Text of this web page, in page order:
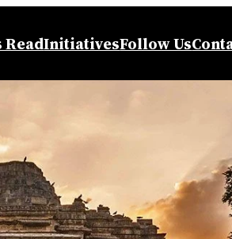
ReadInitiativesFollow Us